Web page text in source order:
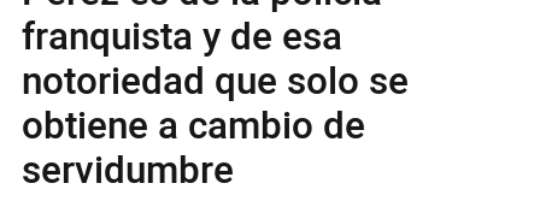
franquista y de esa
notoriedad que solo se
obtiene a cambio de
servidumbre